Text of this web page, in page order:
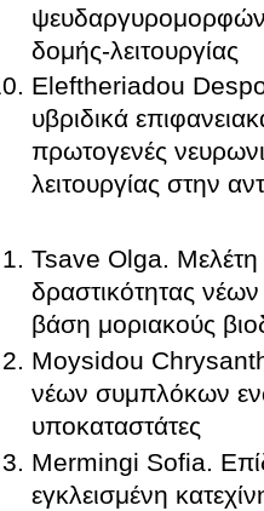
ψευδαργυρομορφών
δομής-λειτουργίας
Eleftheriadou
υβριδικά
πρωτογενές
λειτουργίας στην
Tsave Olga. Μελέτη
δραστικότητας
βάση μοριακούς
Moysidou
νέων συμπλόκων ενώσεων
υποκαταστάτες
Mermingi Sofia.
εγκλεισμένη